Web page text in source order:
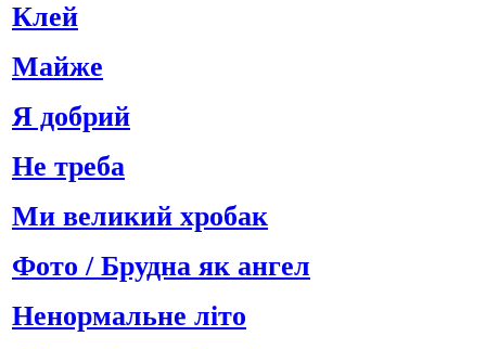
Клей
Майже
Я добрий
Не треба
Ми великий хробак
Фото / Брудна як ангел
Ненормальне літо